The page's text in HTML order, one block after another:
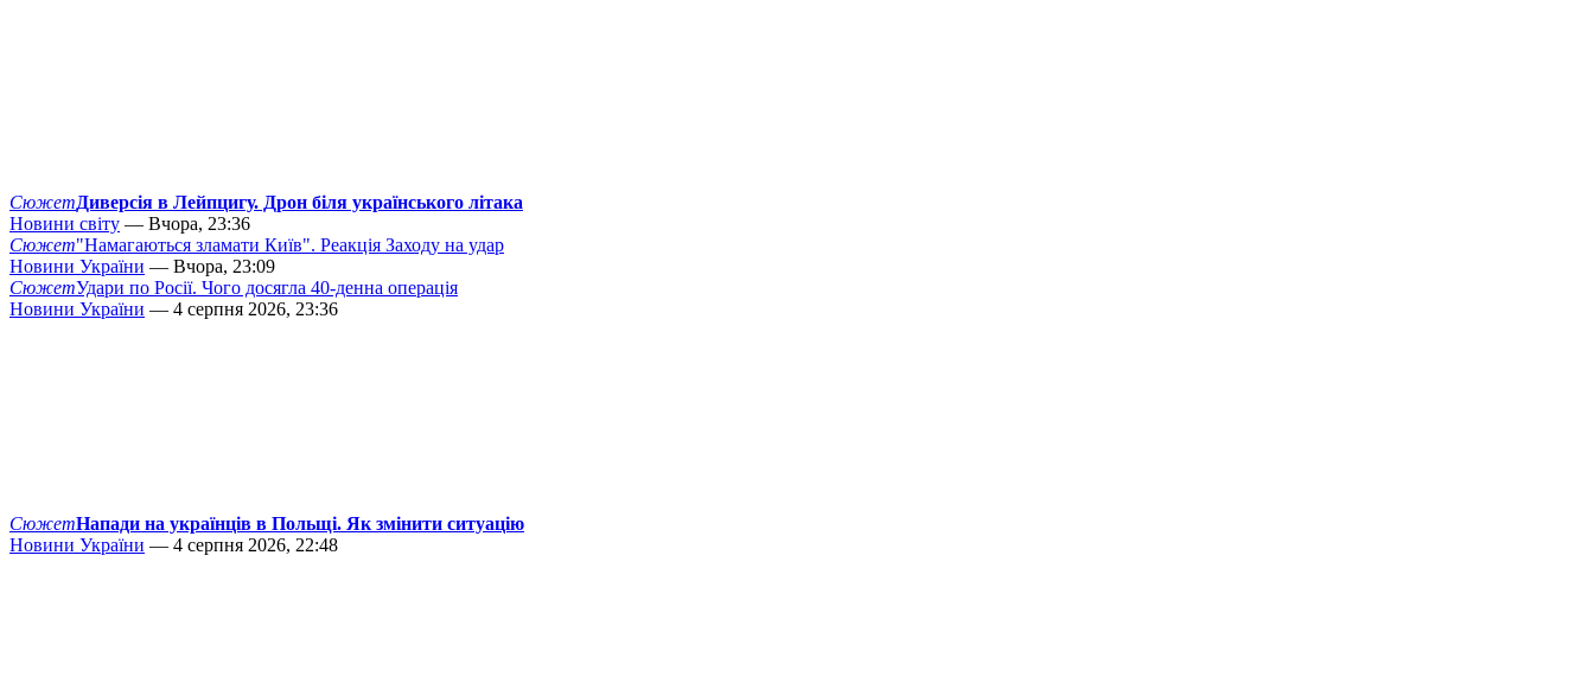
СюжетДиверсія в Лейпцигу. Дрон біля українського літака
Новини світу — Вчора, 23:36
Сюжет"Намагаються зламати Київ". Реакція Заходу на удар
Новини України — Вчора, 23:09
СюжетУдари по Росії. Чого досягла 40-денна операція
Новини України — 4 серпня 2026, 23:36
СюжетНапади на українців в Польщі. Як змінити ситуацію
Новини України — 4 серпня 2026, 22:48